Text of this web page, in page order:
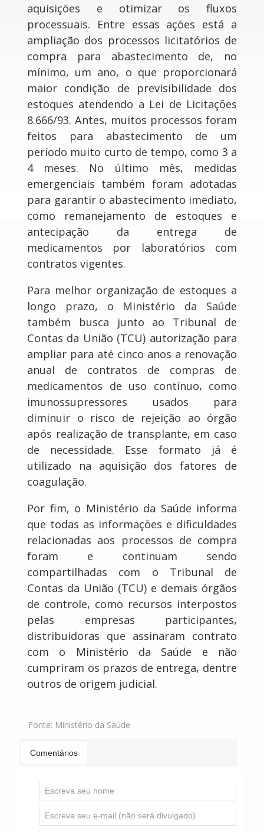
aquisições e otimizar os fluxos
processuais. Entre essas ações está a
ampliação dos processos licitatórios de
compra para abastecimento de, no
mínimo, um ano, o que proporcionará
maior condição de previsibilidade dos
estoques atendendo a Lei de Licitações
8.666/93. Antes, muitos processos foram
feitos para abastecimento de um
período muito curto de tempo, como 3 a
4 meses. No último mês, medidas
emergenciais também foram adotadas
para garantir o abastecimento imediato,
como remanejamento de estoques e
antecipação da entrega de
medicamentos por laboratórios com
contratos vigentes.
Para melhor organização de estoques a
longo prazo, o Ministério da Saúde
também busca junto ao Tribunal de
Contas da União (TCU) autorização para
ampliar para até cinco anos a renovação
anual de contratos de compras de
medicamentos de uso contínuo, como
imunossupressores usados para
diminuir o risco de rejeição ao órgão
após realização de transplante, em caso
de necessidade. Esse formato já é
utilizado na aquisição dos fatores de
coagulação.
Por fim, o Ministério da Saúde informa
que todas as informações e dificuldades
relacionadas aos processos de compra
foram e continuam sendo
compartilhadas com o Tribunal de
Contas da União (TCU) e demais órgãos
de controle, como recursos interpostos
pelas empresas participantes,
distribuidoras que assinaram contrato
com o Ministério da Saúde e não
cumpriram os prazos de entrega, dentre
outros de origem judicial.
Fonte: Ministério da Saúde
Comentários